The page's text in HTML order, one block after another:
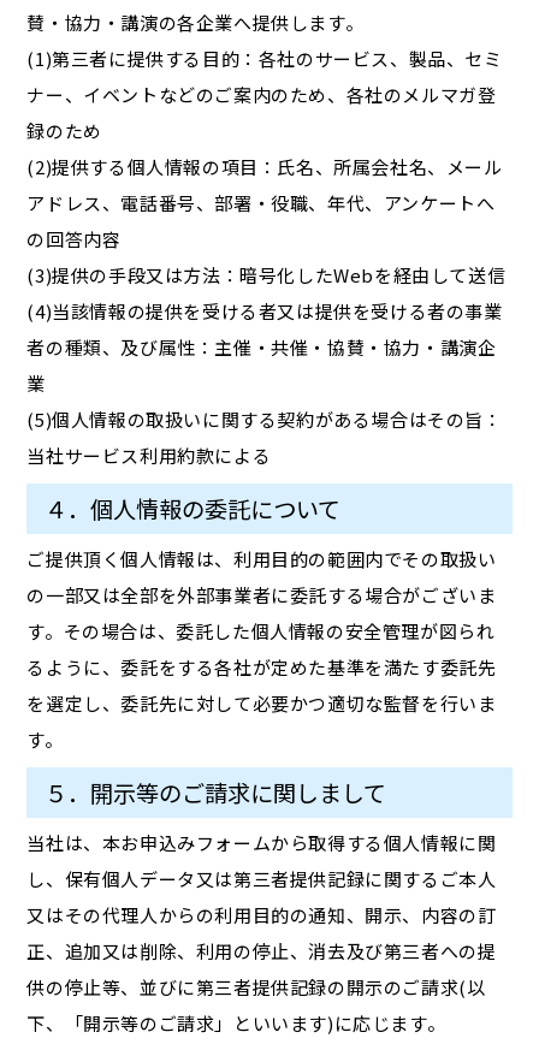
賛・協力・講演の各企業へ提供します。
(1)第三者に提供する目的：各社のサービス、製品、セミ
ナー、イベントなどのご案内のため、各社のメルマガ登
録のため
(2)提供する個人情報の項目：氏名、所属会社名、メール
アドレス、電話番号、部署・役職、年代、アンケートへ
の回答内容
(3)提供の手段又は方法：暗号化したWebを経由して送信
(4)当該情報の提供を受ける者又は提供を受ける者の事業
者の種類、及び属性：主催・共催・協賛・協力・講演企
業
(5)個人情報の取扱いに関する契約がある場合はその旨：
当社サービス利用約款による
４．個人情報の委託について
ご提供頂く個人情報は、利用目的の範囲内でその取扱い
の一部又は全部を外部事業者に委託する場合がございま
す。その場合は、委託した個人情報の安全管理が図られ
るように、委託をする各社が定めた基準を満たす委託先
を選定し、委託先に対して必要かつ適切な監督を行いま
す。
５．開示等のご請求に関しまして
当社は、本お申込みフォームから取得する個人情報に関
し、保有個人データ又は第三者提供記録に関するご本人
又はその代理人からの利用目的の通知、開示、内容の訂
正、追加又は削除、利用の停止、消去及び第三者への提
供の停止等、並びに第三者提供記録の開示のご請求(以
下、「開示等のご請求」といいます)に応じます。